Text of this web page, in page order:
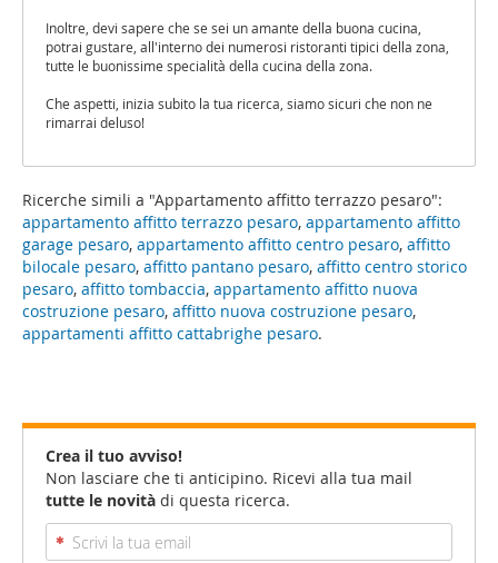
Ricerche simili a "Appartamento affitto terrazzo pesaro":
appartamento affitto terrazzo pesaro, appartamento affitto
garage pesaro, appartamento affitto centro pesaro, affitto
bilocale pesaro, affitto pantano pesaro, affitto centro storico
pesaro, affitto tombaccia, appartamento affitto nuova
costruzione pesaro, affitto nuova costruzione pesaro,
appartamenti affitto cattabrighe pesaro.
Inoltre, devi sapere che se sei un amante della buona cucina,
potrai gustare, all'interno dei numerosi ristoranti tipici della zona,
tutte le buonissime specialità della cucina della zona.
Che aspetti, inizia subito la tua ricerca, siamo sicuri che non ne
rimarrai deluso!
Crea il tuo avviso!
Non lasciare che ti anticipino. Ricevi alla tua mail
tutte le novità di questa ricerca.